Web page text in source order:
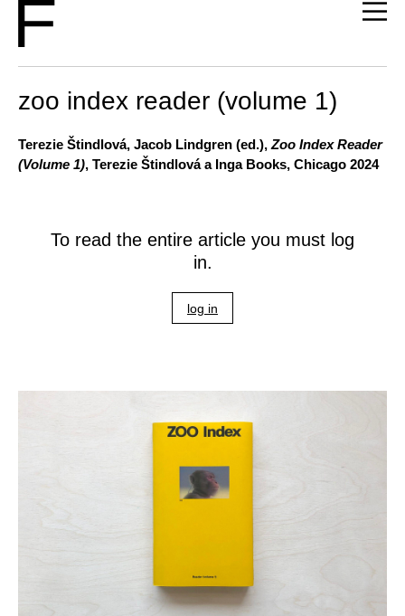
zoo index reader (volume 1)
Terezie Štindlová, Jacob Lindgren (ed.), Zoo Index Reader
(Volume 1), Terezie Štindlová a Inga Books, Chicago 2024
To read the entire article you must log
in.
log in